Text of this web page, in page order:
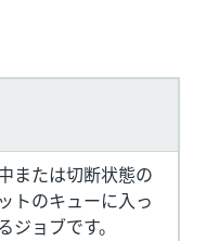
または切断状態の
トのキューに入っ
ジョブです。